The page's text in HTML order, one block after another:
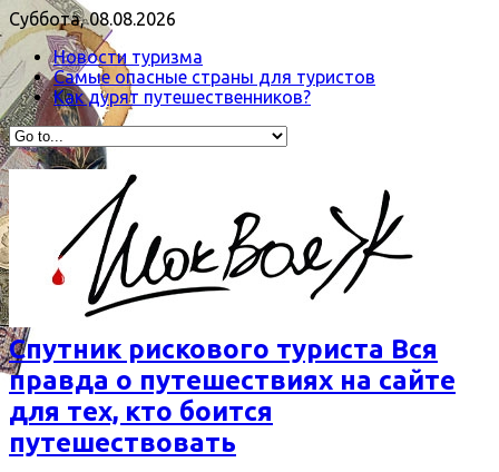
Суббота, 08.08.2026
Новости туризма
Самые опасные страны для туристов
Как дурят путешественников?
Спутник рискового туриста Вся
правда о путешествиях на сайте
для тех, кто боится
путешествовать